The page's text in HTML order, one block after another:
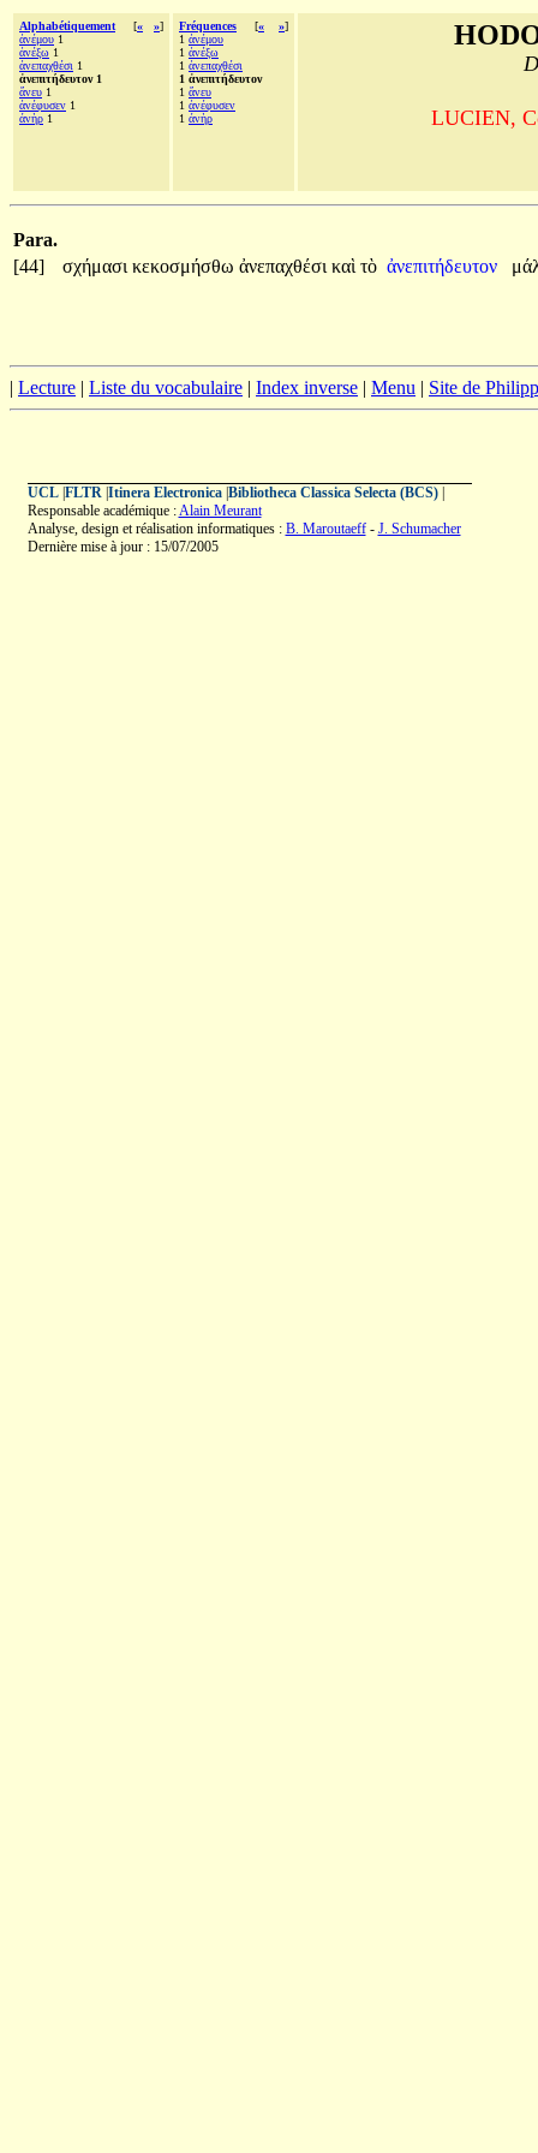
Alphabétiquement [« »]
ἀνέμου 1
ἀνέξω 1
ἀνεπαχθέσι 1
ἀνεπιτήδευτον 1
ἄνευ 1
ἀνέφυσεν 1
άνὴρ 1
Fréquences [« »]
1 ἀνέμου
1 ἀνέξω
1 ἀνεπαχθέσι
1 ἀνεπιτήδευτον
1 ἄνευ
1 ἀνέφυσεν
1 άνὴρ LUCIEN,
Para.
[44]
σχήμασι κεκοσμήσθω ἀνεπαχθέσι καὶ τὸ ἀνεπιτήδευτον
| Lecture | Liste du vocabulaire | Index inverse | Menu | Site de
UCL| FLTR| Itinera Electronica| Bibliotheca Classica Selecta (BCS)|
Responsable académique :Alain Meurant
Analyse, design et réalisation informatiques : B. Maroutaeff- J. Schumacher
Dernière mise à jour : 15/07/2005